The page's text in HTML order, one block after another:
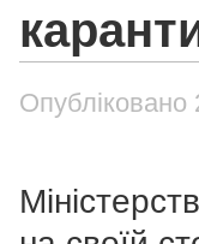
Опубліковано